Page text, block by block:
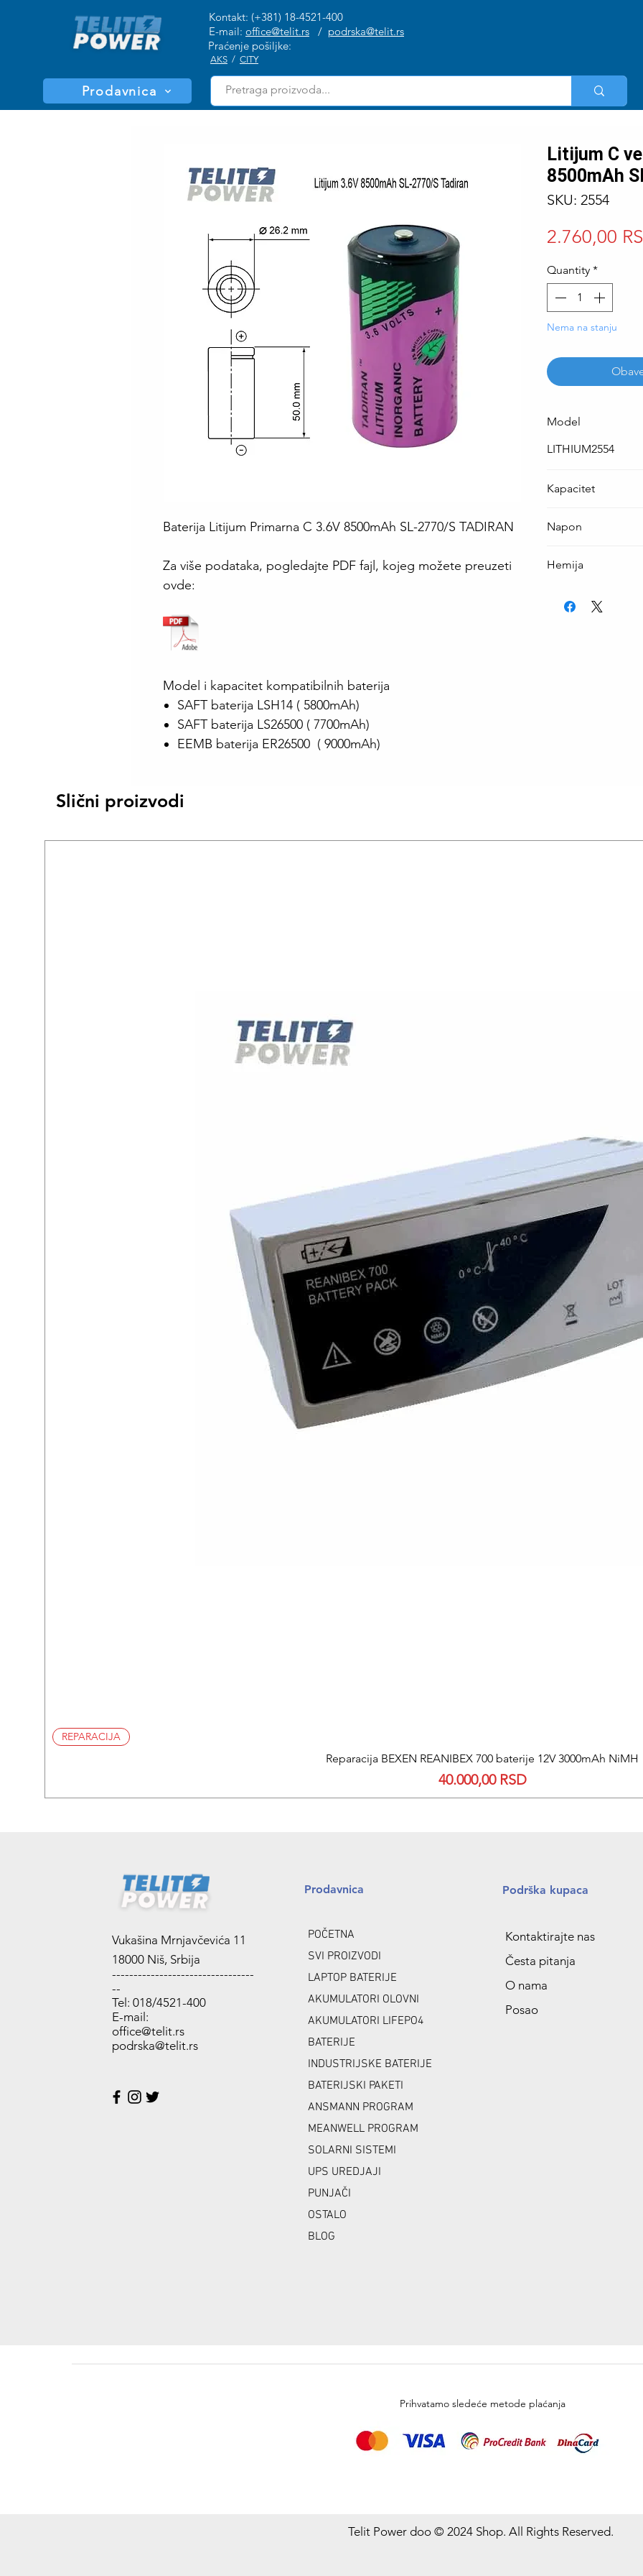
Kontakt: (+381) 18-4521-400
E-mail: office@telit.rs / podrska@telit.rs
Praćenje pošiljke:
AKS / CITY
Prodavnica
Baterija Litijum Primarna C 3.6V 8500mAh SL-2770/S TADIRAN
Za više podataka, pogledajte PDF fajl, kojeg možete preuzeti
ovde:
Model i kapacitet kompatibilnih baterija
SAFT baterija LSH14 ( 5800mAh)
SAFT baterija LS26500 ( 7700mAh)
EEMB baterija ER26500 ( 9000mAh)
Litijum C
8500mAh
SKU: 2554
2.760,00
Quantity *
Nema na stanju
Model
LITHIUM2554
Kapacitet
Napon
Hemija
Slični proizvodi
REPARACIJA
Reparacija BEXEN REANIBEX 700 baterije 12V 3000mAh NiMH
Price
40.000,00 RSD
Vukašina Mrnjavčevića 11
18000 Niš, Srbija
---------------------------------
--
Tel: 018/4521-400
E-mail:
office@telit.rs
podrska@telit.rs
Prodavnica
POČETNA
SVI PROIZVODI
LAPTOP BATERIJE
AKUMULATORI OLOVNI
AKUMULATORI LIFEPO4
BATERIJE
INDUSTRIJSKE BATERIJE
BATERIJSKI PAKETI
ANSMANN PROGRAM
MEANWELL PROGRAM
SOLARNI SISTEMI
UPS UREDJAJI
PUNJAČI
OSTALO
BLOG
Podrška kupaca
Kontaktirajte nas
Česta pitanja
O nama
Posao
Prihvatamo sledeće metode plaćanja
Telit Power doo © 2024 Shop. All Rights Reserved.